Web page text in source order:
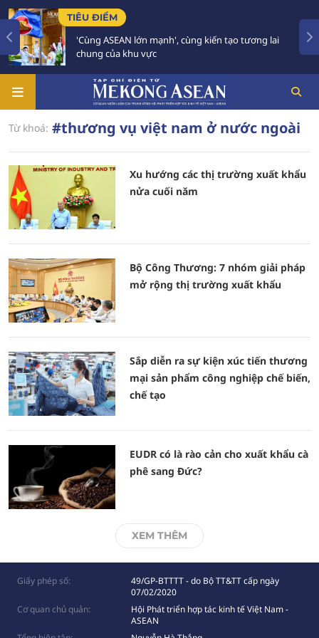
TIÊU ĐIỂM
'Cùng ASEAN lớn mạnh', cùng kiến tạo tương lai
chung của khu vực
Từ khoá: #thương vụ việt nam ở nước ngoài
Xu hướng các thị trường xuất khẩu
nửa cuối năm
Bộ Công Thương: 7 nhóm giải pháp
mở rộng thị trường xuất khẩu
Sắp diễn ra sự kiện xúc tiến thương
mại sản phẩm công nghiệp chế biến,
chế tạo
EUDR có là rào cản cho xuất khẩu cà
phê sang Đức?
XEM THÊM
Giấy phép số:
49/GP-BTTTT - do Bộ TT&TT cấp ngày
07/02/2020
Cơ quan chủ quản:
Hội Phát triển hợp tác kinh tế Việt Nam -
ASEAN